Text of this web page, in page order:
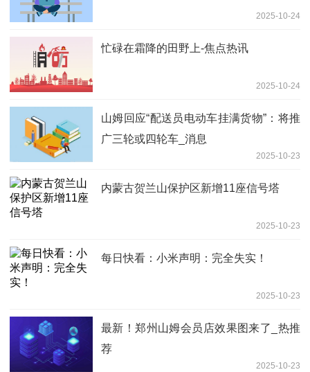
2025-10-24
忙碌在霜降的田野上-焦点热讯
2025-10-24
山姆回应“配送员电动车挂满货物”：将推
广三轮或四轮车_消息
2025-10-23
内蒙古贺兰山保护区新增11座信号塔
2025-10-23
每日快看：小米声明：完全失实！
2025-10-23
最新！郑州山姆会员店效果图来了_热推
荐
2025-10-23